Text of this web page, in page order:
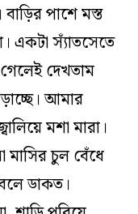
পাশে মস্ত
একটা স‌্যাঁতস‌েতে
দেখতাম
আমার
মশা মারা।
মাসির চুল বেঁধে
ডাকত।